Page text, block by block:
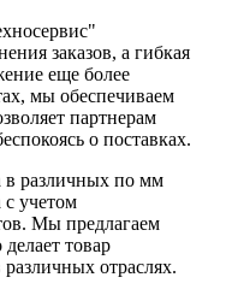
заказов, а гибкая
еще более
мы обеспечиваем
партнерам
о поставках.
различных по мм
с учетом
Мы предлагаем
товар
отраслях.